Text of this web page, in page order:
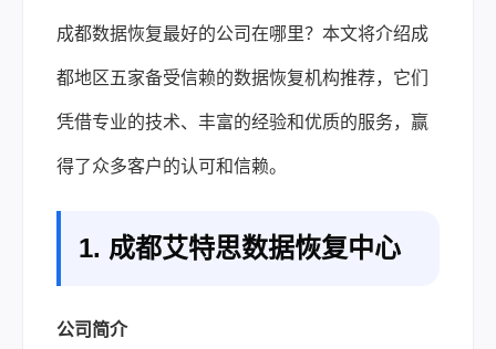
成都数据恢复最好的公司在哪里？本文将介绍成
都地区五家备受信赖的数据恢复机构推荐，它们
凭借专业的技术、丰富的经验和优质的服务，赢
得了众多客户的认可和信赖。
1. 成都艾特思数据恢复中心
公司简介